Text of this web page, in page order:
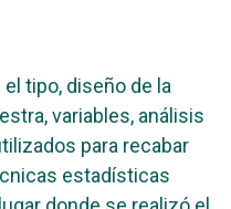
tipo, diseño de la
variables, análisis
para recabar
estadísticas